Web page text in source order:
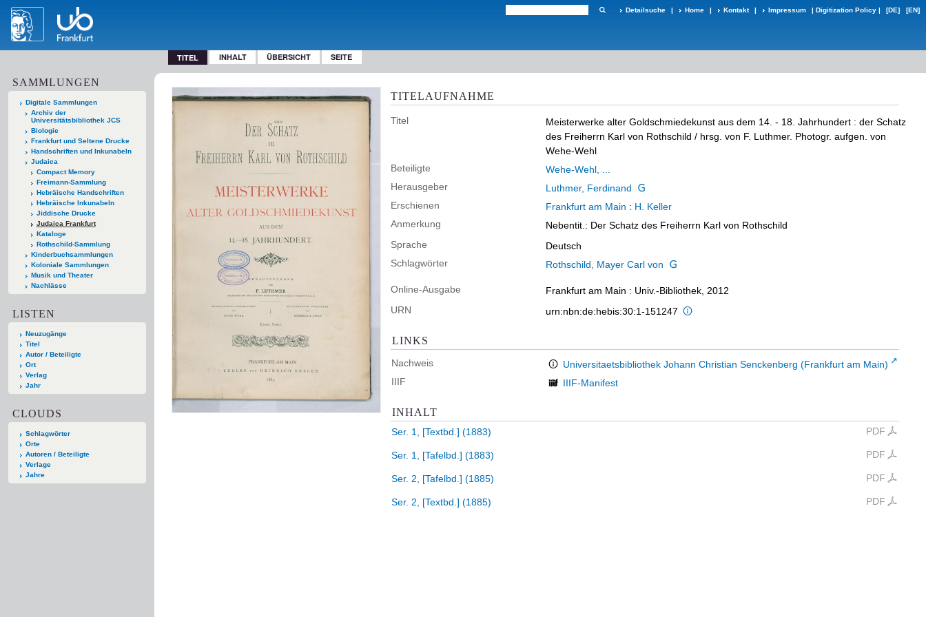
Detailsuche | Home | Kontakt | Impressum | Digitization Policy | [DE] [EN]
TITEL INHALT ÜBERSICHT SEITE
SAMMLUNGEN
Digitale Sammlungen
Archiv der
Universitätsbibliothek JCS
Biologie
Frankfurt und Seltene Drucke
Handschriften und Inkunabeln
Judaica
Compact Memory
Freimann-Sammlung
Hebräische Handschriften
Hebräische Inkunabeln
Jiddische Drucke
Judaica Frankfurt
Kataloge
Rothschild-Sammlung
Kinderbuchsammlungen
Koloniale Sammlungen
Musik und Theater
Nachlässe
LISTEN
Neuzugänge
Titel
Autor / Beteiligte
Ort
Verlag
Jahr
CLOUDS
Schlagwörter
Orte
Autoren / Beteiligte
Verlage
Jahre
TITELAUFNAHME
Titel Meisterwerke alter Goldschmiedekunst aus dem 14. - 18. Jahrhundert : der Schatz
des Freiherrn Karl von Rothschild / hrsg. von F. Luthmer. Photogr. aufgen. von
Wehe-Wehl
Beteiligte
Wehe-Wehl, ...
Herausgeber
Luthmer, Ferdinand
Erschienen
Frankfurt am Main : H. Keller
Anmerkung
Nebentit.: Der Schatz des Freiherrn Karl von Rothschild
Sprache
Deutsch
Schlagwörter
Rothschild, Mayer Carl von
Online-Ausgabe
Frankfurt am Main : Univ.-Bibliothek, 2012
URN
urn:nbn:de:hebis:30:1-151247
LINKS
Nachweis
Universitaetsbibliothek Johann Christian Senckenberg (Frankfurt am Main)
IIIF
IIIF-Manifest
INHALT
PDF
Ser. 1, [Textbd.] (1883)
PDF
Ser. 1, [Tafelbd.] (1883)
PDF
Ser. 2, [Tafelbd.] (1885)
PDF
Ser. 2, [Textbd.] (1885)